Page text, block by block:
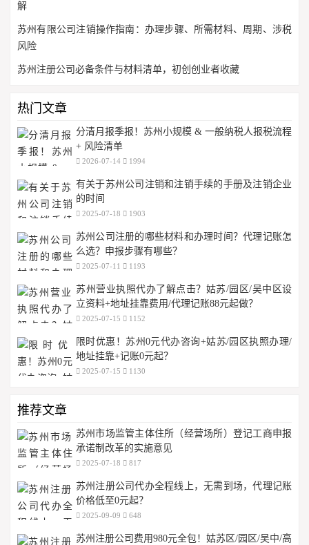
解
苏州有限公司注销操作指南：办理步骤、所需材料、周期、涉税
风险
苏州注册公司必备条件与材料清单，初创创业者收藏
热门文章
分清月报季报！苏州小规模 & 一般纳税人报税流程
+ 风险清单
2026-07-14 1994
有关于苏州公司注销和注销手续的手册及注销企业
的时间
2025-07-18 1903
苏州公司注册的哪些材料和办理时间？代理记账怎
么选？申报步骤有哪些？
2025-07-11 1193
苏州营业执照代办了解点击？姑苏/园区/吴中区设
立资料+地址挂靠费用/代理记账88元起做？
2025-07-15 1152
限时优惠！苏州0元代办咨询+姑苏/园区执照办理/
地址挂靠+记账0元起？
2025-07-15 1130
推荐文章
苏州市场监管主体住所（经营场所）登记工商申报
承诺制改革的实施意见
2025-07-18 817
苏州注册公司代办全程线上，无需到场，代理记账
价格低至0元起？
2025-09-09 648
苏州注册公司费用980元全包！姑苏区/园区/吴中/高